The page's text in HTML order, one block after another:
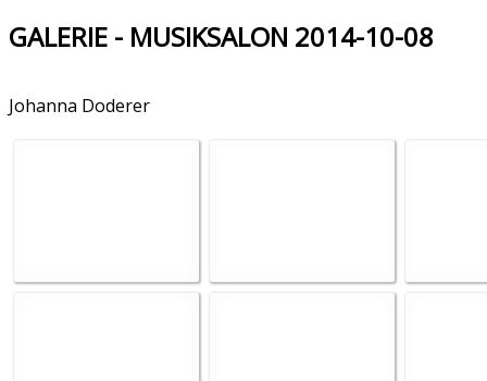
GALERIE - MUSIKSALON 2014-10-08
Johanna Doderer